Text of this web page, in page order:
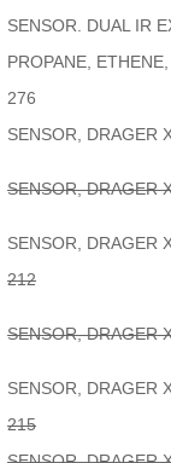
SENSOR. DUAL IR
PROPANE,
276
SENSOR, DRAGER
SENSOR, DRAGER
SENSOR, DRAGER
212
SENSOR, DRAGER
SENSOR, DRAGER
215